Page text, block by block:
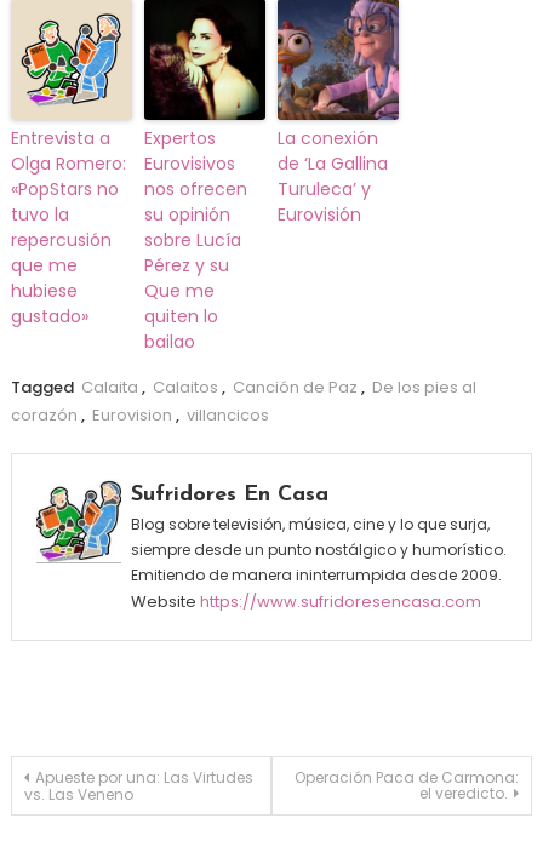
Entrevista a
Olga Romero:
«PopStars no
tuvo la
repercusión
que me
hubiese
gustado»
Expertos
Eurovisivos
nos ofrecen
su opinión
sobre Lucía
Pérez y su
Que me
quiten lo
bailao
La conexión
de ‘La Gallina
Turuleca’ y
Eurovisión
Tagged Calaita , Calaitos , Canción de Paz , De los pies al
corazón , Eurovision , villancicos
Sufridores En Casa
Blog sobre televisión, música, cine y lo que surja,
siempre desde un punto nostálgico y humorístico.
Emitiendo de manera ininterrumpida desde 2009.
Website https://www.sufridoresencasa.com
Navegación de entradas
Apueste por una: Las Virtudes
vs. Las Veneno
Operación Paca de Carmona:
el veredicto.